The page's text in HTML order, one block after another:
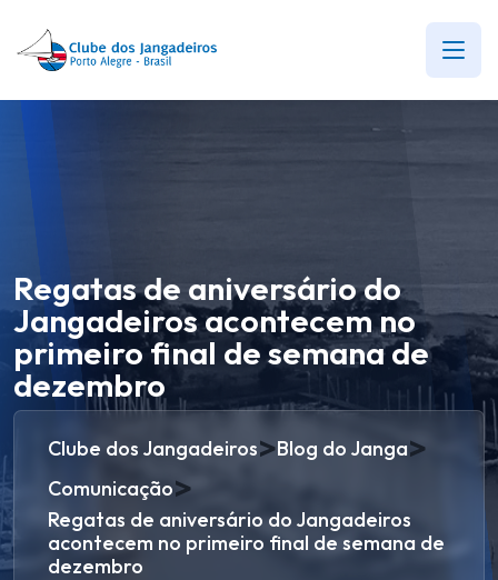
Regatas de aniversário do
Jangadeiros acontecem no
primeiro final de semana de
dezembro
Clube dos Jangadeiros>Blog do Janga>
Comunicação>
Regatas de aniversário do Jangadeiros
acontecem no primeiro final de semana de
dezembro